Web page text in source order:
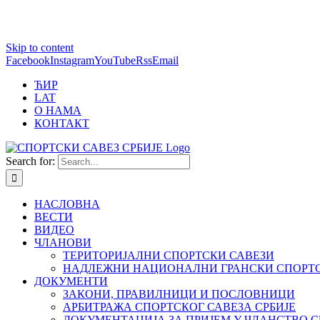
Skip to content
FacebookInstagramYouTubeRssEmail
ЋИР
LAT
О НАМА
КОНТАКТ
Search for:
НАСЛОВНА
ВЕСТИ
ВИДЕО
ЧЛАНОВИ
ТЕРИТОРИЈАЛНИ СПОРТСКИ САВЕЗИ
НАДЛЕЖНИ НАЦИОНАЛНИ ГРАНСКИ
ДОКУМЕНТИ
ЗАКОНИ, ПРАВИЛНИЦИ И ПОСЛОВНИЦИ
АРБИТРАЖА СПОРТСКОГ САВЕЗА СРБИЈЕ